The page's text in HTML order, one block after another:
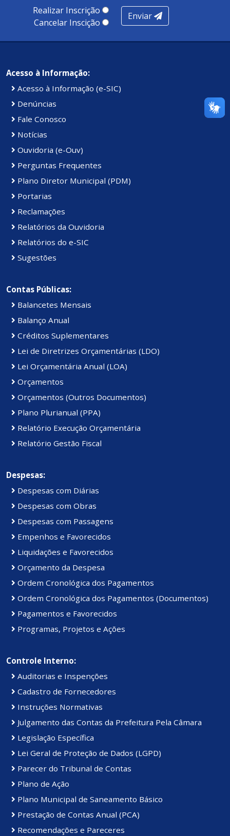
Realizar Inscrição
Cancelar Inscição
Enviar
Acesso à Informação:
Acesso à Informação (e-SIC)
Denúncias
Fale Conosco
Notícias
Ouvidoria (e-Ouv)
Perguntas Frequentes
Plano Diretor Municipal (PDM)
Portarias
Reclamações
Relatórios da Ouvidoria
Relatórios do e-SIC
Sugestões
Contas Públicas:
Balancetes Mensais
Balanço Anual
Créditos Suplementares
Lei de Diretrizes Orçamentárias (LDO)
Lei Orçamentária Anual (LOA)
Orçamentos
Orçamentos (Outros Documentos)
Plano Plurianual (PPA)
Relatório Execução Orçamentária
Relatório Gestão Fiscal
Despesas:
Despesas com Diárias
Despesas com Obras
Despesas com Passagens
Empenhos e Favorecidos
Liquidações e Favorecidos
Orçamento da Despesa
Ordem Cronológica dos Pagamentos
Ordem Cronológica dos Pagamentos (Documentos)
Pagamentos e Favorecidos
Programas, Projetos e Ações
Controle Interno:
Auditorias e Inspenções
Cadastro de Fornecedores
Instruções Normativas
Julgamento das Contas da Prefeitura Pela Câmara
Legislação Específica
Lei Geral de Proteção de Dados (LGPD)
Parecer do Tribunal de Contas
Plano de Ação
Plano Municipal de Saneamento Básico
Prestação de Contas Anual (PCA)
Recomendações e Pareceres